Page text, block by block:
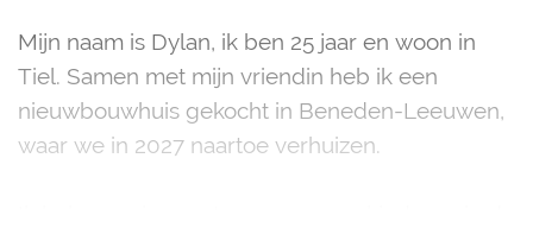
Mijn naam is Dylan, ik ben 25 jaar en woon in
Tiel. Samen met mijn vriendin heb ik een
nieuwbouwhuis gekocht in Beneden-Leeuwen,
waar we in 2027 naartoe verhuizen.